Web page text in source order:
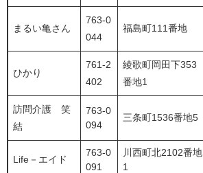
まるい亀さん
763-0
044
福島町111番地
ひかり
761-2
402
綾歌町岡田下353
番地1
訪問介護 笑
結
763-0
094
三条町1536番地5
Life－エイド
763-0
091
川西町北2102番地
1